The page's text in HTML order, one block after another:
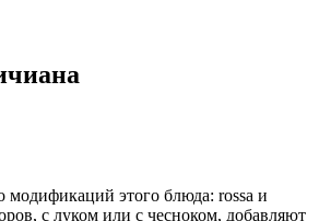
модификаций этого блюда: rossa и
с луком или с чесноком, добавляют